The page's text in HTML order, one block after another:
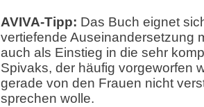
AVIVA-Tipp: Das Buch eignet
vertiefende Auseinandersetzung
auch als Einstieg in die sehr
Spivaks, der häufig vorgeworfen
gerade von den Frauen nicht
sprechen wolle.